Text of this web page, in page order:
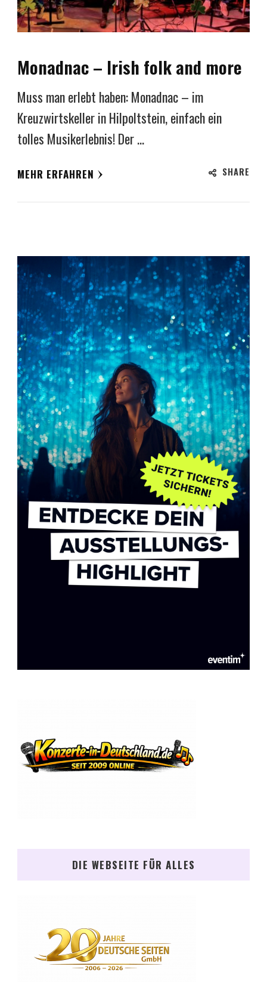
Monadnac – Irish folk and more
Muss man erlebt haben: Monadnac – im
Kreuzwirtskeller in Hilpoltstein, einfach ein
tolles Musikerlebnis! Der …
MEHR ERFAHREN SHARE
DIE WEBSEITE FÜR ALLES